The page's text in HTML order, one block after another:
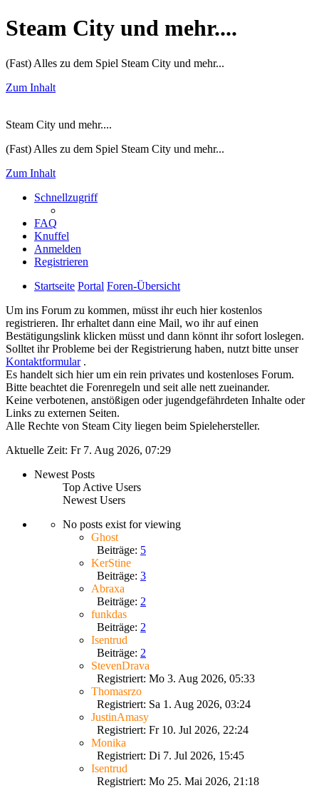
Steam City und mehr....
(Fast) Alles zu dem Spiel Steam City und mehr...
Zum Inhalt
Steam City und mehr....
(Fast) Alles zu dem Spiel Steam City und mehr...
Zum Inhalt
Schnellzugriff
FAQ
Knuffel
Anmelden
Registrieren
Startseite Portal Foren-Übersicht
Um ins Forum zu kommen, müsst ihr euch hier kostenlos
registrieren. Ihr erhaltet dann eine Mail, wo ihr auf einen
Bestätigungslink klicken müsst und dann könnt ihr sofort loslegen.
Solltet ihr Probleme bei der Registrierung haben, nutzt bitte unser
Kontaktformular.
Es handelt sich hier um ein rein privates und kostenloses Forum.
Bitte beachtet die Forenregeln und seit alle nett zueinander.
Keine verbotenen, anstößigen oder jugendgefährdeten Inhalte oder
Links zu externen Seiten.
Alle Rechte von Steam City liegen beim Spielehersteller.
Aktuelle Zeit: Fr 7. Aug 2026, 07:29
Newest Posts
Top Active Users
Newest Users
No posts exist for viewing
Ghost
Beiträge: 5
KerStine
Beiträge: 3
Abraxa
Beiträge: 2
funkdas
Beiträge: 2
Isentrud
Beiträge: 2
StevenDrava
Registriert: Mo 3. Aug 2026, 05:33
Thomasrzo
Registriert: Sa 1. Aug 2026, 03:24
JustinAmasy
Registriert: Fr 10. Jul 2026, 22:24
Monika
Registriert: Di 7. Jul 2026, 15:45
Isentrud
Registriert: Mo 25. Mai 2026, 21:18